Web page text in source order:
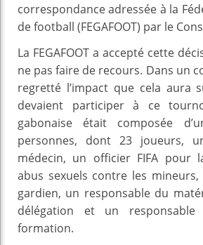
correspondance adressée à la
de football (FEGAFOOT) par le
La FEGAFOOT a accepté cette
ne pas faire de recours. Dans un
regretté l’impact que cela aura
devaient participer à ce
gabonaise était composée
personnes, dont 23 joueurs,
médecin, un officier FIFA pour
abus sexuels contre les
gardien, un responsable du
délégation et un
formation.